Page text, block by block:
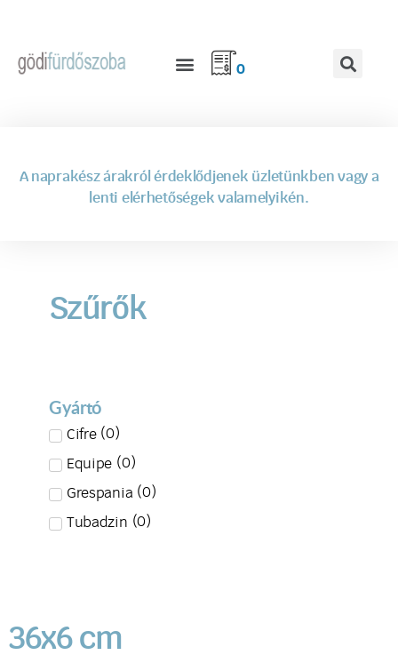
0
A naprakész árakról érdeklődjenek üzletünkben vagy a
lenti elérhetőségek valamelyikén.
Szűrők
Gyártó
Cifre (0)
Equipe (0)
Grespania (0)
Tubadzin (0)
36x6 cm